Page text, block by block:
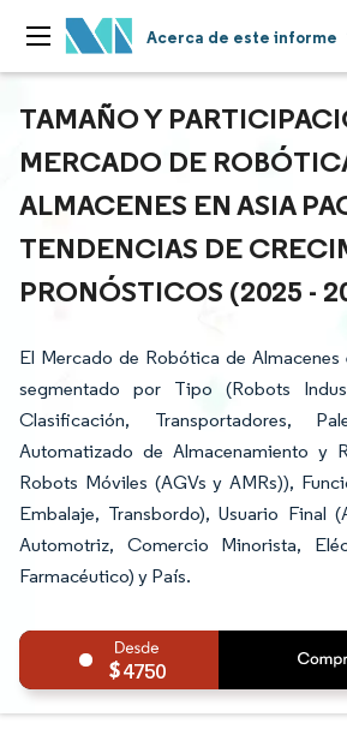
Acerca de este informe
TAMAÑO Y
MERCADO DE
ALMACENES EN ASIA
TENDENCIAS DE
PRONÓSTICOS (2025 -
El Mercado de Robótica de
segmentado por Tipo (Robots
Clasificación, Transportadores,
Automatizado de Almacenamiento y
Robots Móviles (AGVs y AMRs)),
Embalaje, Transbordo), Usuario Final
Automotriz, Comercio Minorista,
Farmacéutico) y País.
4750